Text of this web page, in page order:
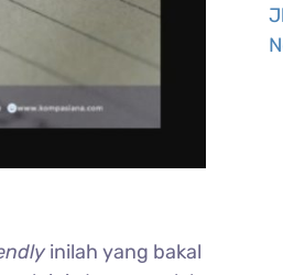
inilah yang bakal